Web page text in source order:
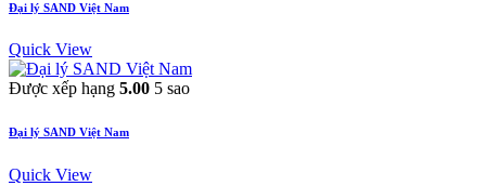
Đại lý SAND Việt Nam
Quick View
Được xếp hạng 5.00 5 sao
Đại lý SAND Việt Nam
Quick View